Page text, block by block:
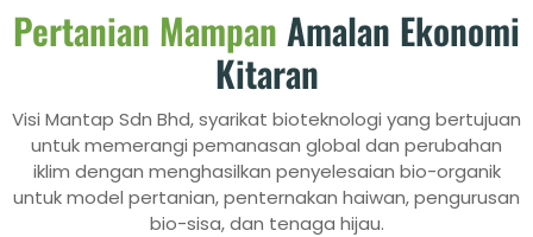
Pertanian Mampan Amalan Ekonomi
Kitaran
Visi Mantap Sdn Bhd, syarikat bioteknologi yang bertujuan
untuk memerangi pemanasan global dan perubahan
iklim dengan menghasilkan penyelesaian bio-organik
untuk model pertanian, penternakan haiwan, pengurusan
bio-sisa, dan tenaga hijau.